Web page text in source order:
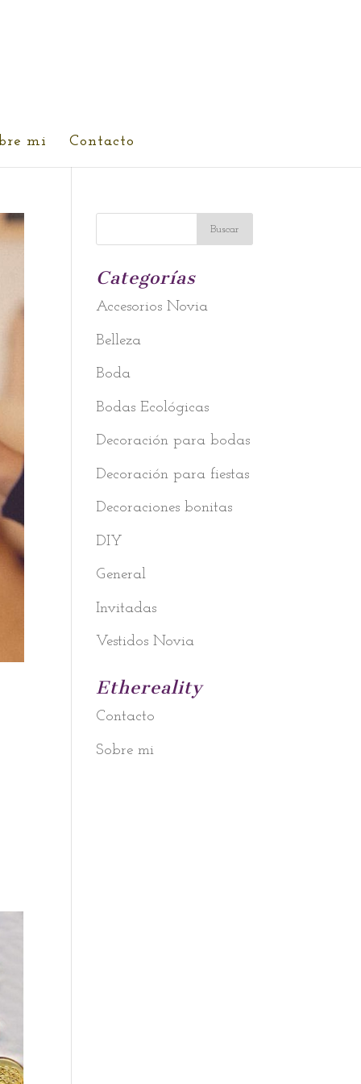
mi Contacto
Categorías
Accesorios Novia
Belleza
Boda
Bodas Ecológicas
Decoración para bodas
Decoración para fiestas
Decoraciones bonitas
DIY
General
Invitadas
Vestidos Novia
Ethereality
Contacto
Sobre mi